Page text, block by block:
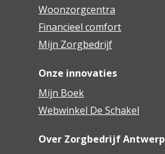
Woonzorgcentra
Financieel comfort
Mijn Zorgbedrijf
Onze innovaties
Mijn Boek
Webwinkel De Schakel
Over Zorgbedrijf